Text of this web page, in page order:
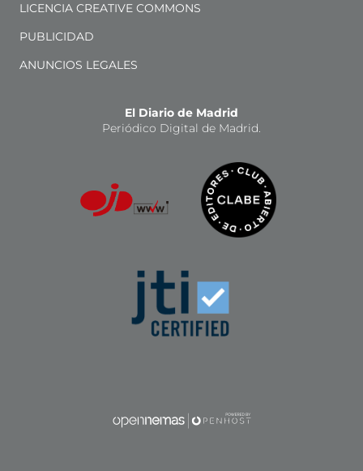
LICENCIA CREATIVE COMMONS
PUBLICIDAD
ANUNCIOS LEGALES
El Diario de Madrid
Periódico Digital de Madrid.